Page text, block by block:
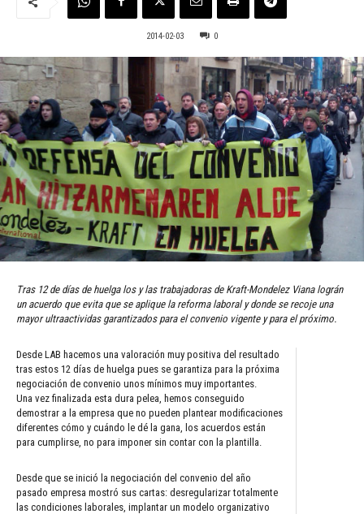
2014-02-03 0
Tras 12 de días de huelga los y las trabajadoras de Kraft-Mondelez Viana lográn
un acuerdo que evita que se aplique la reforma laboral y donde se recoje una
mayor ultraactividas garantizados para el convenio vigente y para el próximo.
Desde LAB hacemos una valoración muy positiva del resultado
tras estos 12 días de huelga pues se garantiza para la próxima
negociación de convenio unos mínimos muy importantes.
Una vez finalizada esta dura pelea, hemos conseguido
demostrar a la empresa que no pueden plantear modificaciones
diferentes cómo y cuándo le dé la gana, los acuerdos están
para cumplirse, no para imponer sin contar con la plantilla.
Desde que se inició la negociación del convenio del año
pasado empresa mostró sus cartas: desregularizar totalmente
las condiciones laborales, implantar un modelo organizativo